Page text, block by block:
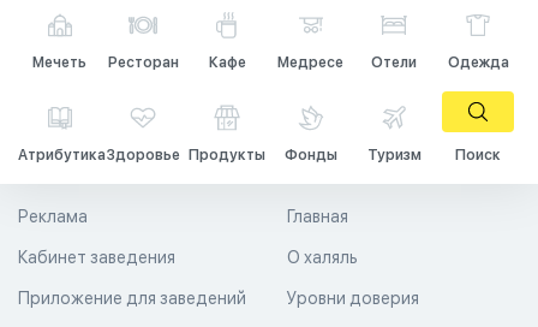
Мечеть Ресторан Кафе Медресе Отели Одежда
АтрибутикаЗдоровье Продукты Фонды Туризм Поиск
Главная
О халяль
Уровни доверия
Реклама
Кабинет заведения
Приложение для заведений